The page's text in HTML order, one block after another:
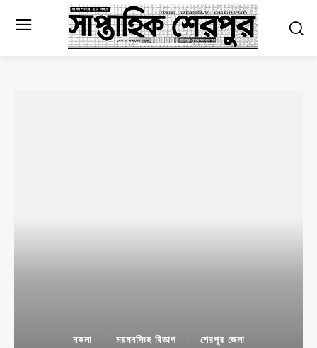
নকলা ময়মনসিংহ বিভাগ শেরপুর জেলা